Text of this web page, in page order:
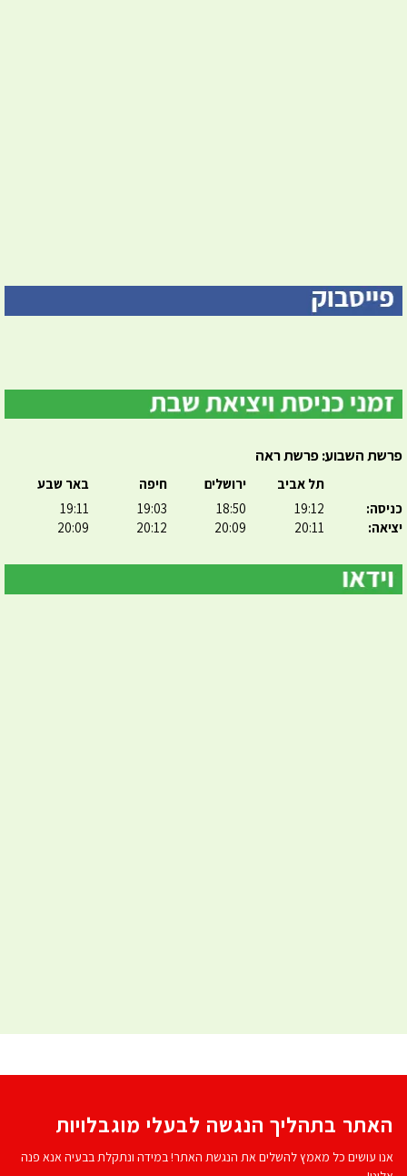
פרשת השבוע: פרשת ראה
כניסה:
יציאה:
תל אביב
19:12
20:11
ירושלים
18:50
20:09
חיפה
19:03
20:12
באר שבע
19:11
20:09
האתר בתהליך הנגשה לבעלי מוגבלויות
אנו עושים כל מאמץ להשלים את הנגשת האתר! במידה ונתקלת בבעיה אנא פנה